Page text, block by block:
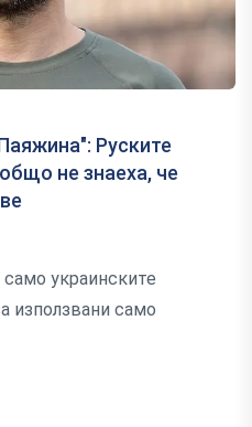
Руските
не знаеха, че
само украинските
използвани само